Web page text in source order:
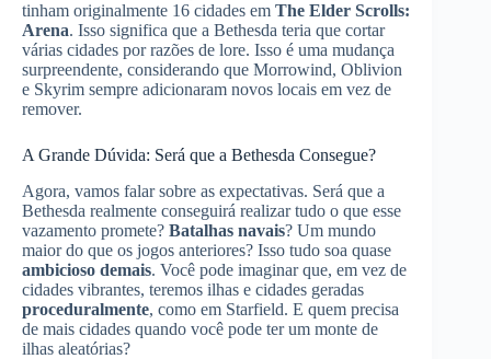
tinham originalmente 16 cidades em The Elder Scrolls:
Arena. Isso significa que a Bethesda teria que cortar
várias cidades por razões de lore. Isso é uma mudança
surpreendente, considerando que Morrowind, Oblivion
e Skyrim sempre adicionaram novos locais em vez de
remover.
A Grande Dúvida: Será que a Bethesda Consegue?
Agora, vamos falar sobre as expectativas. Será que a
Bethesda realmente conseguirá realizar tudo o que esse
vazamento promete? Batalhas navais? Um mundo
maior do que os jogos anteriores? Isso tudo soa quase
ambicioso demais. Você pode imaginar que, em vez de
cidades vibrantes, teremos ilhas e cidades geradas
proceduralmente, como em Starfield. E quem precisa
de mais cidades quando você pode ter um monte de
ilhas aleatórias?